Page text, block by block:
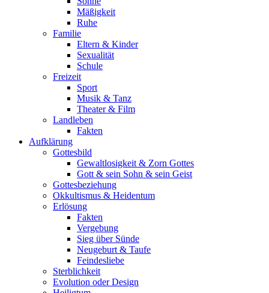
Mäßigkeit
Ruhe
Familie
Eltern & Kinder
Sexualität
Schule
Freizeit
Sport
Musik & Tanz
Theater & Film
Landleben
Fakten
Aufklärung
Gottesbild
Gewaltlosigkeit & Zorn Gottes
Gott & sein Sohn & sein Geist
Gottesbeziehung
Okkultismus & Heidentum
Erlösung
Fakten
Vergebung
Sieg über Sünde
Neugeburt & Taufe
Feindesliebe
Sterblichkeit
Evolution oder Design